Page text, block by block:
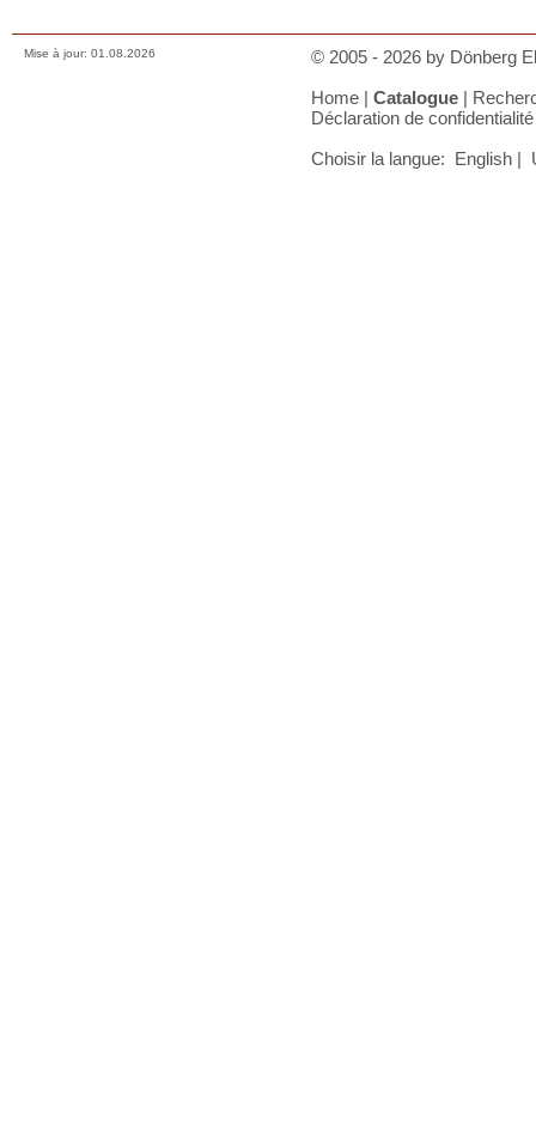
Mise à jour: 01.08.2026
© 2005 - 2026 by Dönberg
Home | Catalogue |
Déclaration de confidentialité
Choisir la langue:
English |